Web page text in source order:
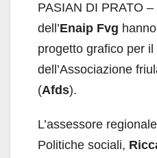
PASIAN DI PRATO
dell’Enaip Fvg
progetto grafico per il
dell’Associazione
(Afds).
L’assessore
Politiche sociali,